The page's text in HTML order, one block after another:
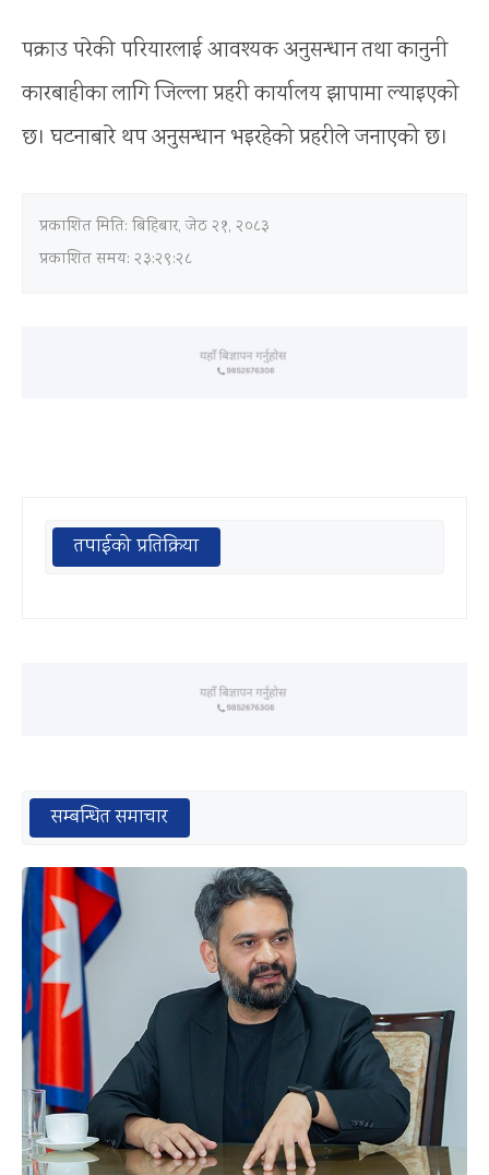
पक्राउ परेकी परियारलाई आवश्यक अनुसन्धान तथा कानुनी
कारबाहीका लागि जिल्ला प्रहरी कार्यालय झापामा ल्याइएको
छ। घटनाबारे थप अनुसन्धान भइरहेको प्रहरीले जनाएको छ।
प्रकाशित मिति: बिहिबार, जेठ २१, २०८३
प्रकाशित समय: २३:२९:२८
तपाईको प्रतिक्रिया
सम्बन्धित समाचार